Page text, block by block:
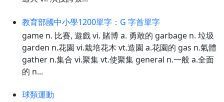
教育部國中小學1200單字：G 字首單字
game n. 比賽, 遊戲 vi. 賭博 a. 勇敢的 garbage n. 垃圾
garden n.花園 vi.栽培花木 vt.造園 a.花園的 gas n.氣體
gather n.集合 vi.聚集 vt.使聚集 general n.一般 a.全面
的 n...
球類運動